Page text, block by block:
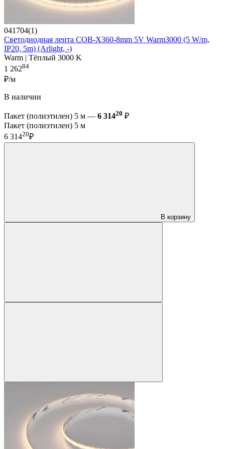
041704(1)
Светодиодная лента COB-X360-8mm 5V Warm3000 (5 W/m,
IP20, 5m) (Arlight, -)
Warm | Тёплый 3000 K
1 26284
₽/м
В наличии
Пакет (полиэтилен) 5 м — 6 31420 ₽
Пакет (полиэтилен) 5 м
6 31420₽
В корзину